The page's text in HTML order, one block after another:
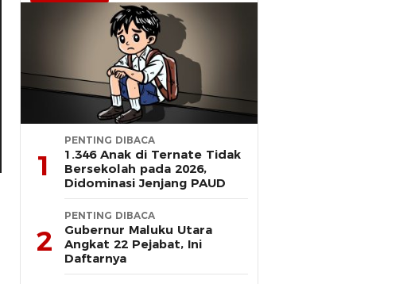
1
PENTING DIBACA
1.346 Anak di Ternate Tidak
Bersekolah pada 2026,
Didominasi Jenjang PAUD
2
PENTING DIBACA
Gubernur Maluku Utara
Angkat 22 Pejabat, Ini
Daftarnya